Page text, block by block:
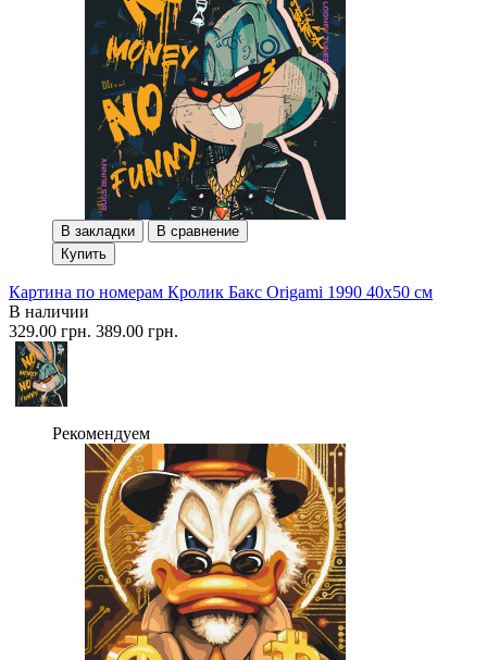
В закладки
В сравнение
Купить
Картина по номерам Кролик Бакс Origami 1990 40x50 см
В наличии
329.00 грн. 389.00 грн.
Рекомендуем